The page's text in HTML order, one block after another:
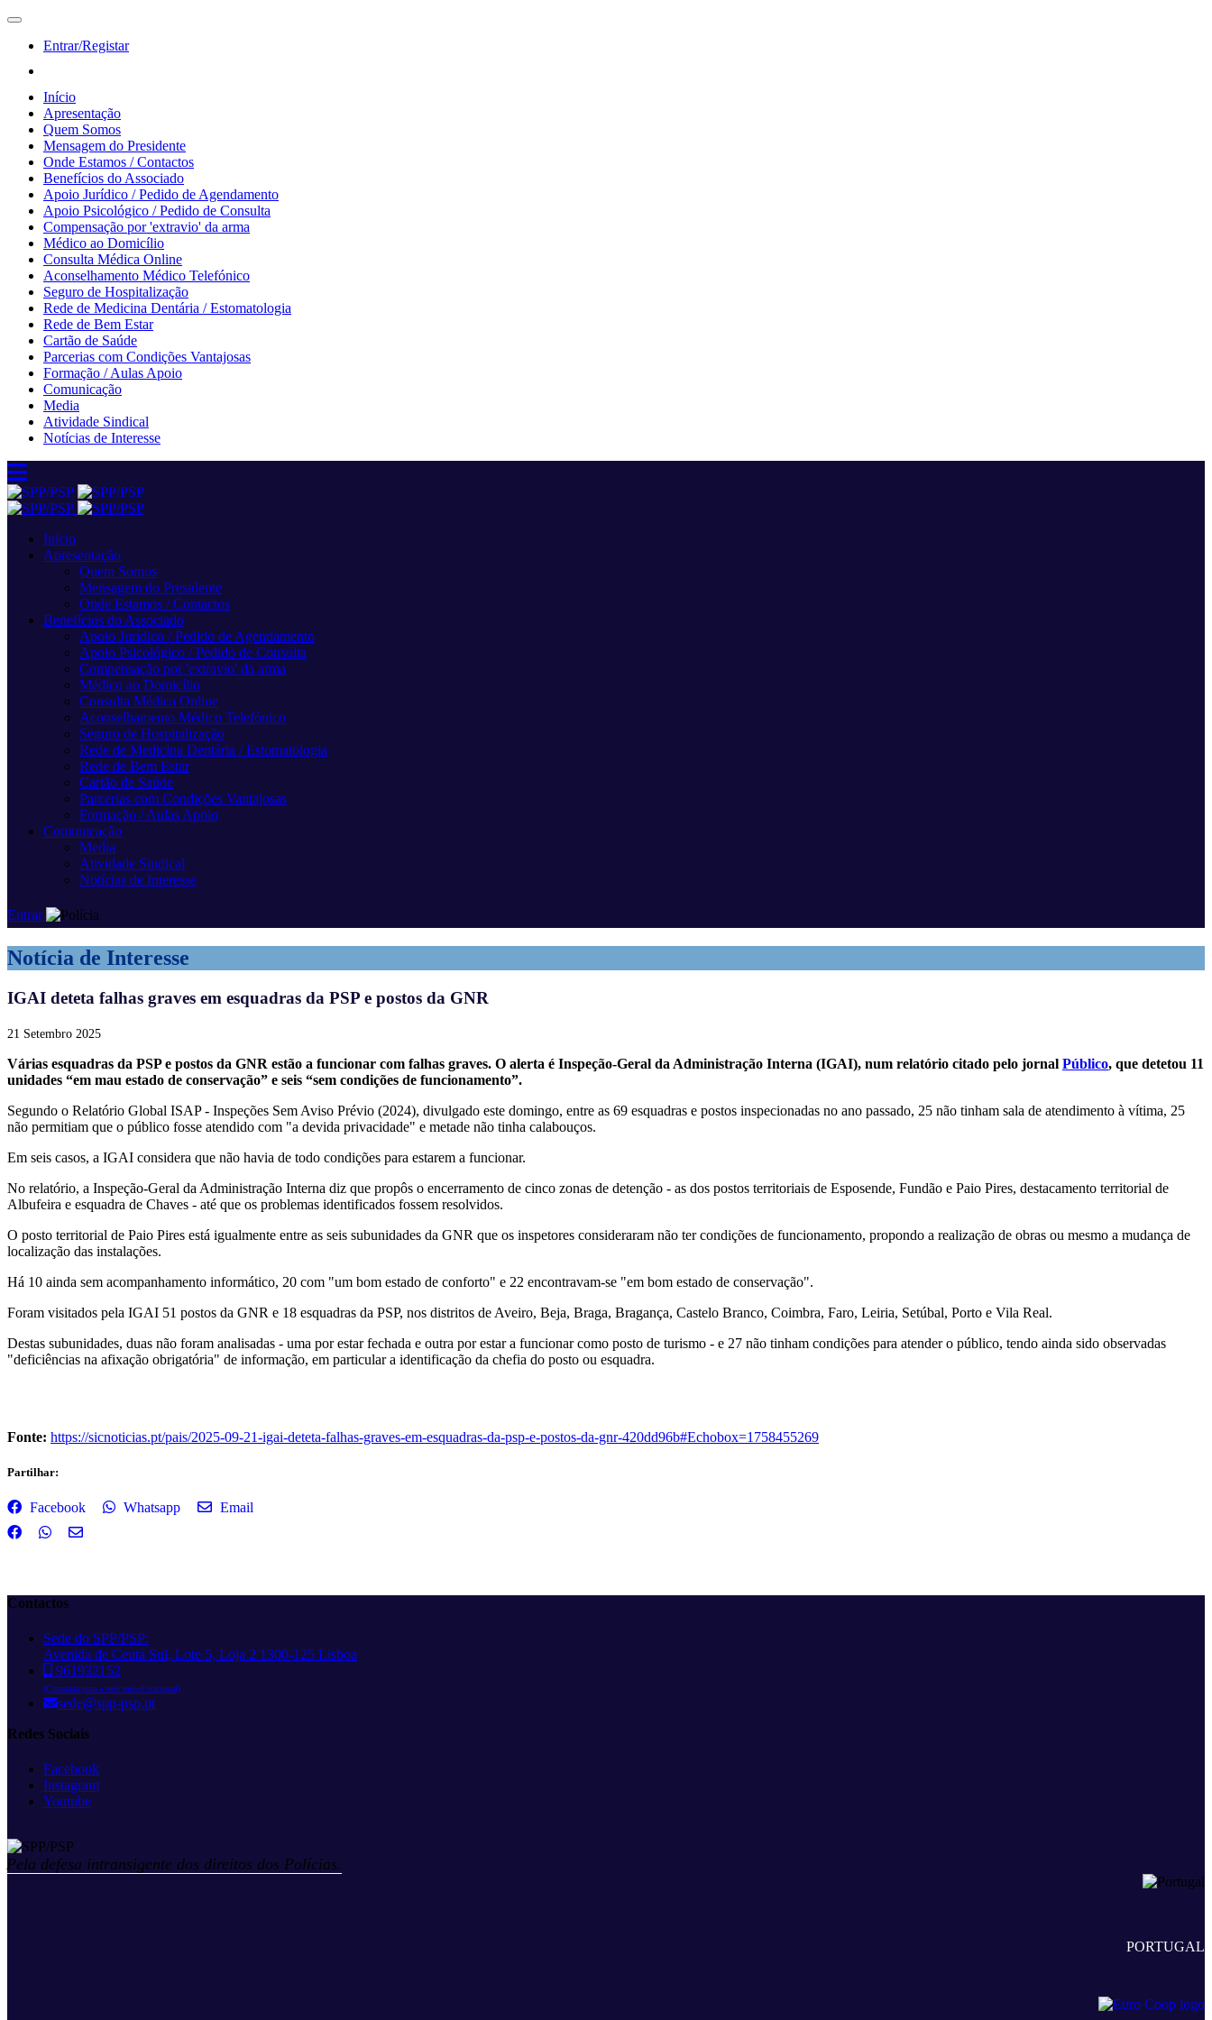
Entrar/Registar
Início
Apresentação
Quem Somos
Mensagem do Presidente
Onde Estamos / Contactos
Benefícios do Associado
Apoio Jurídico / Pedido de Agendamento
Apoio Psicológico / Pedido de Consulta
Compensação por 'extravio' da arma
Médico ao Domicílio
Consulta Médica Online
Aconselhamento Médico Telefónico
Seguro de Hospitalização
Rede de Medicina Dentária / Estomatologia
Rede de Bem Estar
Cartão de Saúde
Parcerias com Condições Vantajosas
Formação / Aulas Apoio
Comunicação
Media
Atividade Sindical
Notícias de Interesse
Início
Apresentação
Quem Somos
Mensagem do Presidente
Onde Estamos / Contactos
Benefícios do Associado
Apoio Jurídico / Pedido de Agendamento
Apoio Psicológico / Pedido de Consulta
Compensação por 'extravio' da arma
Médico ao Domicílio
Consulta Médica Online
Aconselhamento Médico Telefónico
Seguro de Hospitalização
Rede de Medicina Dentária / Estomatologia
Rede de Bem Estar
Cartão de Saúde
Parcerias com Condições Vantajosas
Formação / Aulas Apoio
Comunicação
Media
Atividade Sindical
Notícias de Interesse
Entrar
Notícia de Interesse
IGAI deteta falhas graves em esquadras da PSP e postos da GNR
21 Setembro 2025
Várias esquadras da PSP e postos da GNR estão a funcionar com falhas graves. O alerta é Inspeção-Geral da Administração Interna (IGAI), num relatório citado pelo jornal Público, que detetou 11
unidades “em mau estado de conservação” e seis “sem condições de funcionamento”.
Segundo o Relatório Global ISAP - Inspeções Sem Aviso Prévio (2024), divulgado este domingo, entre as 69 esquadras e postos inspecionadas no ano passado, 25 não tinham sala de atendimento à vítima, 25
não permitiam que o público fosse atendido com "a devida privacidade" e metade não tinha calabouços.
Em seis casos, a IGAI considera que não havia de todo condições para estarem a funcionar.
No relatório, a Inspeção-Geral da Administração Interna diz que propôs o encerramento de cinco zonas de detenção - as dos postos territoriais de Esposende, Fundão e Paio Pires, destacamento territorial de
Albufeira e esquadra de Chaves - até que os problemas identificados fossem resolvidos.
O posto territorial de Paio Pires está igualmente entre as seis subunidades da GNR que os inspetores consideraram não ter condições de funcionamento, propondo a realização de obras ou mesmo a mudança de
localização das instalações.
Há 10 ainda sem acompanhamento informático, 20 com "um bom estado de conforto" e 22 encontravam-se "em bom estado de conservação".
Foram visitados pela IGAI 51 postos da GNR e 18 esquadras da PSP, nos distritos de Aveiro, Beja, Braga, Bragança, Castelo Branco, Coimbra, Faro, Leiria, Setúbal, Porto e Vila Real.
Destas subunidades, duas não foram analisadas - uma por estar fechada e outra por estar a funcionar como posto de turismo - e 27 não tinham condições para atender o público, tendo ainda sido observadas
"deficiências na afixação obrigatória" de informação, em particular a identificação da chefia do posto ou esquadra.
Fonte: https://sicnoticias.pt/pais/2025-09-21-igai-deteta-falhas-graves-em-esquadras-da-psp-e-postos-da-gnr-420dd96b#Echobox=1758455269
Partilhar:
Facebook Whatsapp Email
Contactos
Sede do SPP/PSP:
Avenida de Ceuta Sul, Lote 5, Loja 2 1300-125 Lisboa
961932152
(Chamada para a rede móvel nacional)
sede@spp-psp.pt
Redes Sociais
Facebook
Instagram
Youtube
Pela defesa intransigente dos direitos dos Polícias.
PORTUGAL